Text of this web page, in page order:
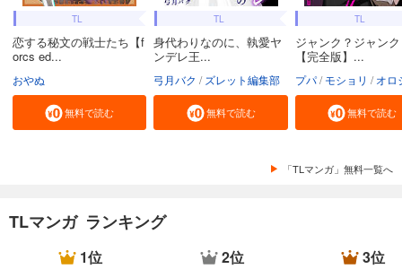
TL
恋する秘文の戦士たち【f
orcs ed...
おやぬ
無料で読む
TL
身代わりなのに、執愛ヤ
ンデレ王...
弓月バク ズレット編集部
無料で読む
TL
ジャンク？ジャン
【完全版】...
プパ モショリ オロ
無料で読む
「TLマンガ」無料一覧へ
TLマンガ ランキング
1位 2位 3位